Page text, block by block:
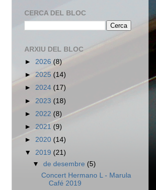
CERCA DEL BLOC
ARXIU DEL BLOC
► 2026 (8)
► 2025 (14)
► 2024 (17)
► 2023 (18)
► 2022 (8)
► 2021 (9)
► 2020 (14)
▼ 2019 (21)
▼de desembre (5)
Concert Hermano L - Marula
Café 2019